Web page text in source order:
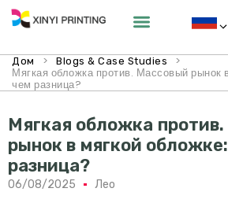
Дом > Blogs & Case Studies >
Мягкая обложка против. Массовый рынок
чем разница?
Мягкая обложка
рынок в мягкой
разница?
06/08/2025 Лео